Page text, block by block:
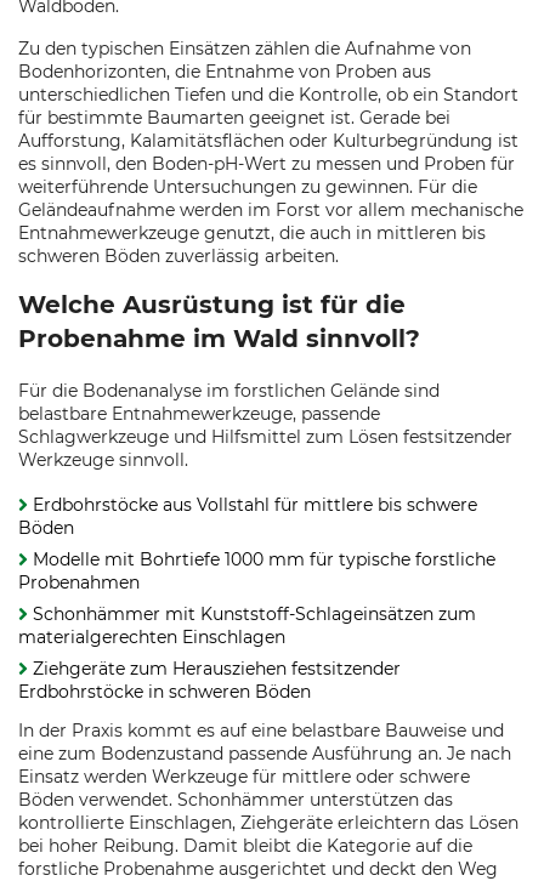
Waldboden.
Zu den typischen Einsätzen zählen die Aufnahme von
Bodenhorizonten, die Entnahme von Proben aus
unterschiedlichen Tiefen und die Kontrolle, ob ein Standort
für bestimmte Baumarten geeignet ist. Gerade bei
Aufforstung, Kalamitätsflächen oder Kulturbegründung ist
es sinnvoll, den Boden-pH-Wert zu messen und Proben für
weiterführende Untersuchungen zu gewinnen. Für die
Geländeaufnahme werden im Forst vor allem mechanische
Entnahmewerkzeuge genutzt, die auch in mittleren bis
schweren Böden zuverlässig arbeiten.
Welche Ausrüstung ist für die
Probenahme im Wald sinnvoll?
Für die Bodenanalyse im forstlichen Gelände sind
belastbare Entnahmewerkzeuge, passende
Schlagwerkzeuge und Hilfsmittel zum Lösen festsitzender
Werkzeuge sinnvoll.
Erdbohrstöcke aus Vollstahl für mittlere bis schwere
Böden
Modelle mit Bohrtiefe 1000 mm für typische forstliche
Probenahmen
Schonhämmer mit Kunststoff-Schlageinsätzen zum
materialgerechten Einschlagen
Ziehgeräte zum Herausziehen festsitzender
Erdbohrstöcke in schweren Böden
In der Praxis kommt es auf eine belastbare Bauweise und
eine zum Bodenzustand passende Ausführung an. Je nach
Einsatz werden Werkzeuge für mittlere oder schwere
Böden verwendet. Schonhämmer unterstützen das
kontrollierte Einschlagen, Ziehgeräte erleichtern das Lösen
bei hoher Reibung. Damit bleibt die Kategorie auf die
forstliche Probenahme ausgerichtet und deckt den Weg